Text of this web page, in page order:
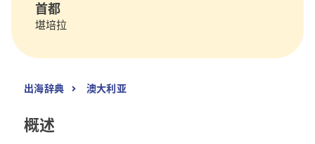
首都
堪培拉
出海辞典 澳大利亚
概述